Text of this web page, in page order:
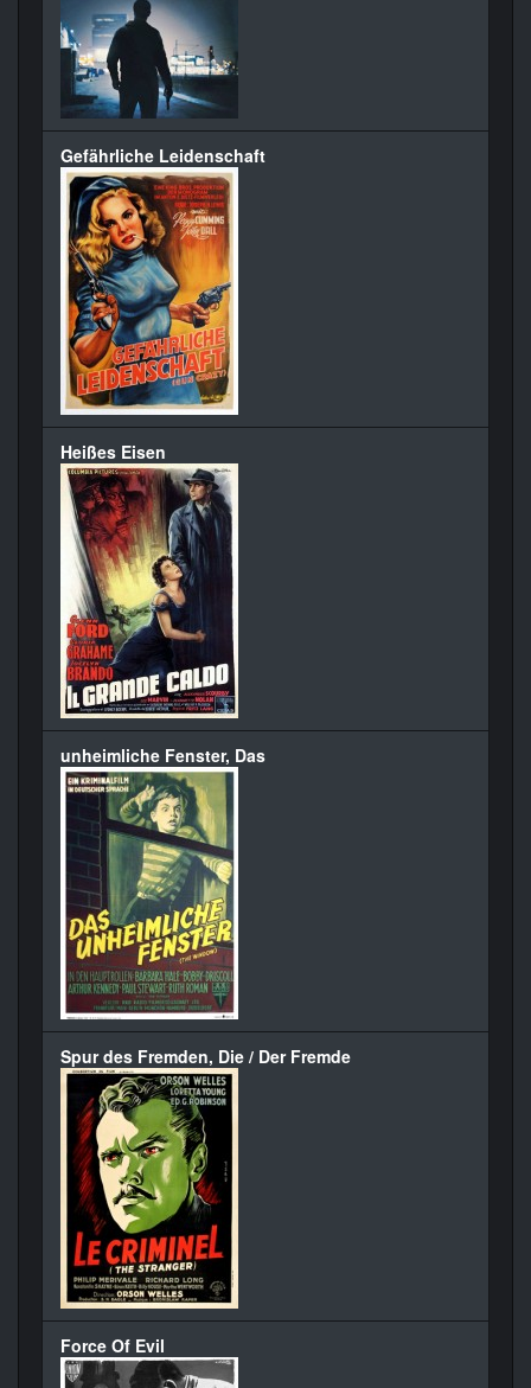
Gefährliche Leidenschaft
Heißes Eisen
unheimliche Fenster, Das
Spur des Fremden, Die / Der Fremde
Force Of Evil